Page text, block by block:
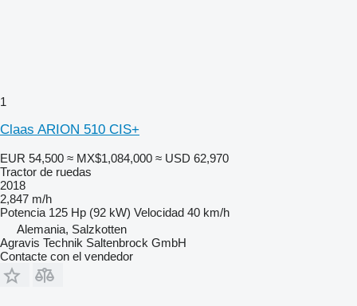
1
Claas ARION 510 CIS+
EUR 54,500 ≈ MX$1,084,000 ≈ USD 62,970
Tractor de ruedas
2018
2,847 m/h
Potencia 125 Hp (92 kW) Velocidad 40 km/h
Alemania, Salzkotten
Agravis Technik Saltenbrock GmbH
Contacte con el vendedor